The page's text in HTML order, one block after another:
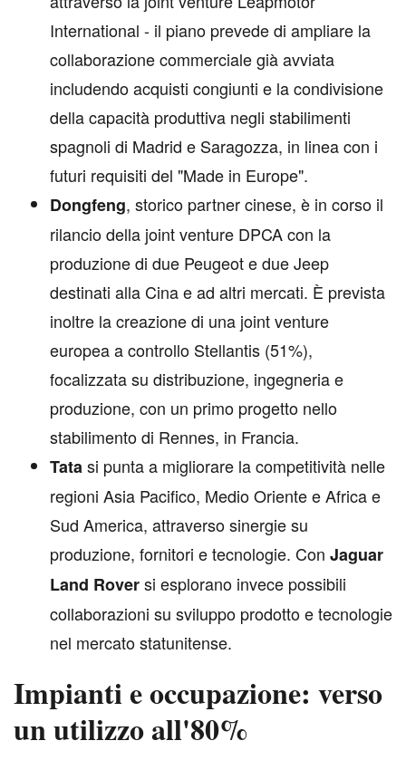
International - il piano prevede di ampliare la
collaborazione commerciale già avviata
includendo acquisti congiunti e la condivisione
della capacità produttiva negli stabilimenti
spagnoli di Madrid e Saragozza, in linea con i
futuri requisiti del "Made in Europe".
Dongfeng, storico partner cinese, è in corso il
rilancio della joint venture DPCA con la
produzione di due Peugeot e due Jeep
destinati alla Cina e ad altri mercati. È prevista
inoltre la creazione di una joint venture
europea a controllo Stellantis (51%),
focalizzata su distribuzione, ingegneria e
produzione, con un primo progetto nello
stabilimento di Rennes, in Francia.
Tatasi punta a migliorare la competitività nelle
regioni Asia Pacifico, Medio Oriente e Africa e
Sud America, attraverso sinergie su
produzione, fornitori e tecnologie. Con Jaguar
Land Roversi esplorano invece possibili
collaborazioni su sviluppo prodotto e tecnologie
nel mercato statunitense.
Impianti e occupazione: verso
un utilizzo all'80%